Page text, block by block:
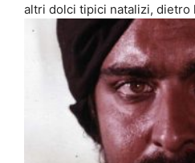
altri dolci tipici natalizi,